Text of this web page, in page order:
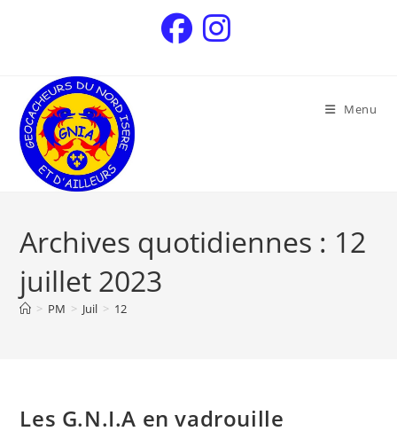
Menu
Archives quotidiennes : 12
juillet 2023
> PM > Juil > 12
Les G.N.I.A en vadrouille